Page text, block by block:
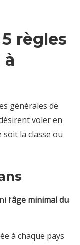
règles
générales de
voler en
la classe ou
l’âge minimal du
à chaque pays